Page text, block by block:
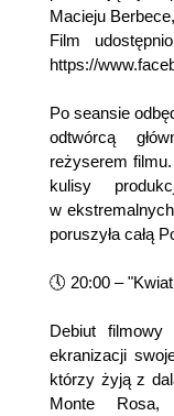
Macieju
Film
https://
Po seansie
odtwórcą
reżyserem
kulisy
w
poruszyła całą
🕔 20:00 –
Debiut filmowy
ekranizacji
którzy żyją z
Monte Rosa,